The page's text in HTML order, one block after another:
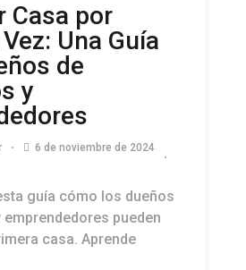
Casa por
Una Guía
de
y
6 de noviembre de 2024
guía cómo los dueños
pueden
casa. Aprende